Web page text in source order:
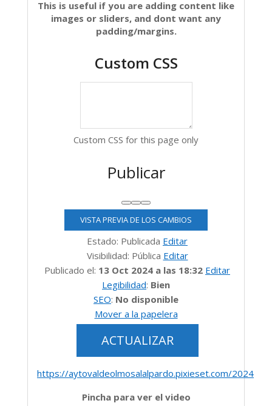
This is useful if you are adding content like
images or sliders, and dont want any
padding/margins.
Custom CSS
Custom CSS for this page only
Publicar
SubirBajarAlternar
panel:
Publicar
VISTA PREVIA DE LOS CAMBIOS
EN
Estado: Publicada EditarEditar
estado
Visibilidad: Pública EditarEditar
visibilidad
Publicado el: 13 Oct 2024 a las 18:32 EditarEditar
Legibilidad: Bien
SEO: No disponible
Mover a la papelera
https://aytovaldeolmosalalpardo.pixieset.com/
Pincha para ver el video